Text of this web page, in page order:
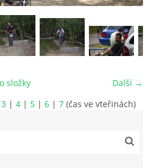
Tisk|Aktualizováno: 4. 11. 2025 |Nahoru ↑
Další →
složky
3 | 4 | 5 | 6 | 7 (čas ve vteřinách)